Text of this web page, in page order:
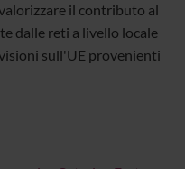
il contributo al
dalle reti a livello locale
sull'UE provenienti